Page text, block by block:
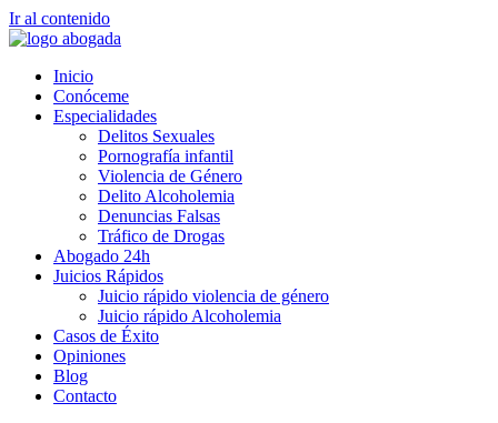
Ir al contenido
Inicio
Conóceme
Especialidades
Delitos Sexuales
Pornografía infantil
Violencia de Género
Delito Alcoholemia
Denuncias Falsas
Tráfico de Drogas
Abogado 24h
Juicios Rápidos
Juicio rápido violencia de género
Juicio rápido Alcoholemia
Casos de Éxito
Opiniones
Blog
Contacto